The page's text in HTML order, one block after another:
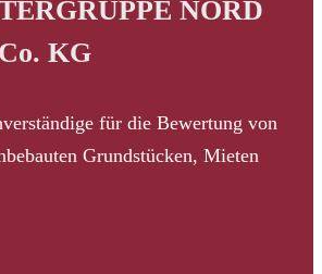
NORD
KG
für die Bewertung von
Grundstücken, Mieten